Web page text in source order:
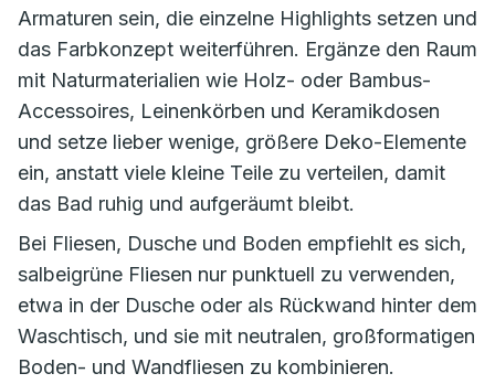
Armaturen sein, die einzelne Highlights setzen und
das Farbkonzept weiterführen. Ergänze den Raum
mit Naturmaterialien wie Holz- oder Bambus-
Accessoires, Leinenkörben und Keramikdosen
und setze lieber wenige, größere Deko-Elemente
ein, anstatt viele kleine Teile zu verteilen, damit
das Bad ruhig und aufgeräumt bleibt.
Bei Fliesen, Dusche und Boden empfiehlt es sich,
salbeigrüne Fliesen nur punktuell zu verwenden,
etwa in der Dusche oder als Rückwand hinter dem
Waschtisch, und sie mit neutralen, großformatigen
Boden- und Wandfliesen zu kombinieren.